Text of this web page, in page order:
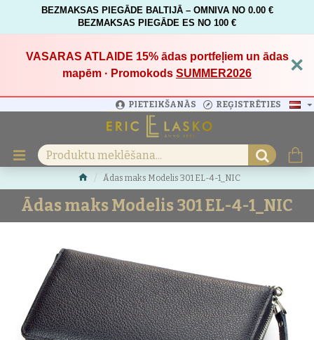
BEZMAKSAS PIEGĀDE BALTIJĀ – OMNIVA NO 0.00 €
BEZMAKSAS PIEGĀDE ES NO 100 €
VASARAS ATLAIDE 15%ādas portfeļiem un ādas
mapēm · Promokods SUMMER2026 ×
PIETEIKŠANĀS REĢISTRĒTIES
Ādas maks Modelis 301 EL-4-1_NIC
Ādas maks Modelis 301 EL-4-1_NIC